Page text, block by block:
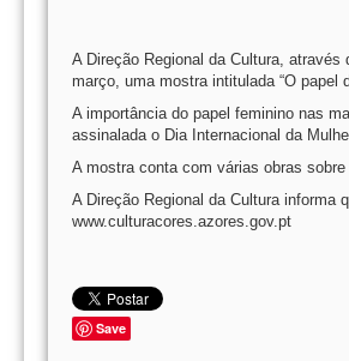
A Direção Regional da Cultura,
março, uma mostra intitulada “O papel
A importância do papel feminino nas
assinalada o Dia Internacional da
A mostra conta com várias obras
A Direção Regional da Cultura informa
www.culturacores.azores.gov.pt
Save